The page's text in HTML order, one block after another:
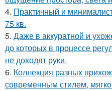
4. Практичный и
75 кв.
5. Даже в аккуратной и
до которых в процессе
не доходят руки.
6. Коллекция разных
современным стилем,